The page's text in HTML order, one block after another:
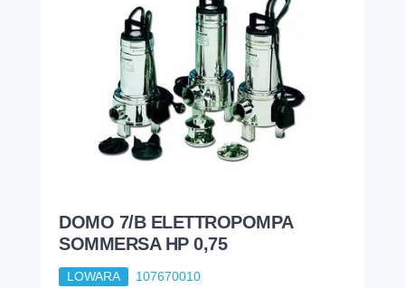
DOMO 7/B ELETTROPOMPA
SOMMERSA HP 0,75
LOWARA 107670010